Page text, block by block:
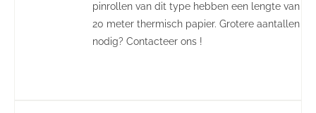
pinrollen van dit type hebben een lengte van
20 meter thermisch papier. Grotere aantallen
nodig? Contacteer ons !